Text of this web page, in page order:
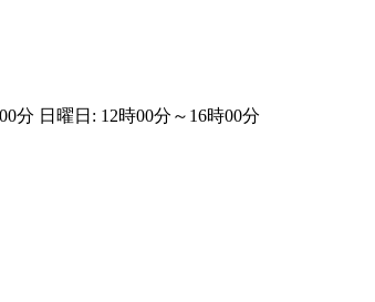
分 日曜日: 12時00分～16時00分